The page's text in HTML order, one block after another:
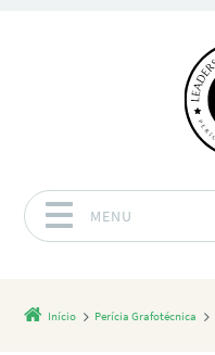
MENU
Início Perícia Grafotécnica